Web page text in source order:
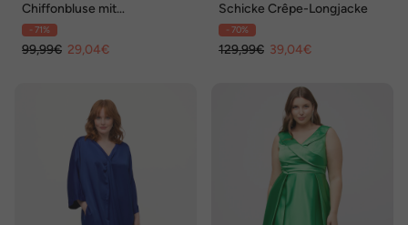
Chiffonbluse mit
farbbrillantem Druck
- 71%
99,99€ 29,04€
Schicke Crêpe-Longjacke
- 70%
129,99€ 39,04€